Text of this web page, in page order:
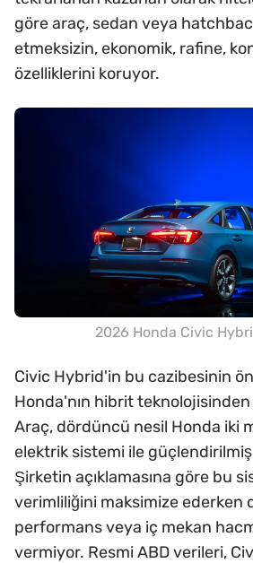
göre araç, sedan veya
etmeksizin, ekonomik, rafine,
özelliklerini koruyor.
2026 Honda Civic
Civic Hybrid'in bu cazibesinin
Honda'nın hibrit teknolojisinden
Araç, dördüncü nesil Honda iki
elektrik sistemi ile
Şirketin açıklamasına göre bu
verimliliğini maksimize ederken
performans veya iç mekan
vermiyor. Resmi ABD verileri,